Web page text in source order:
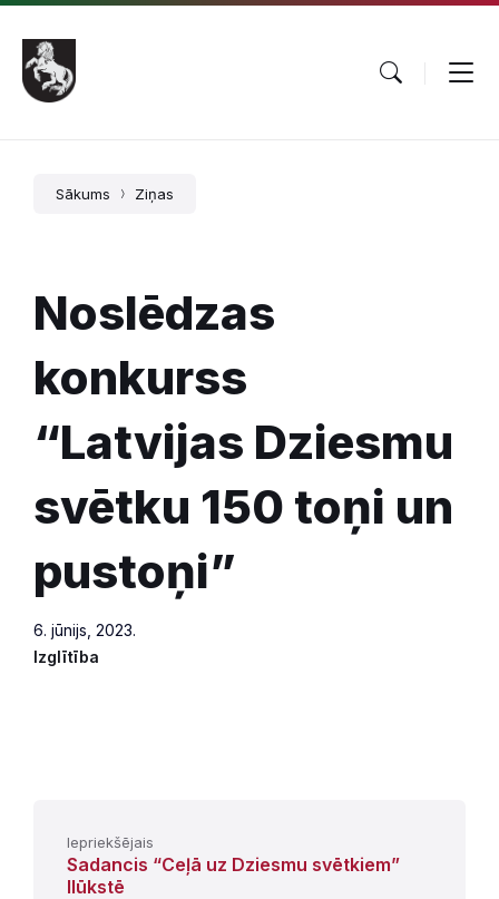
Pāriet
saturu
Skip
main
navigation
Skip
footer
Sākums Ziņas
Noslēdzas
konkurss
“Latvijas Dziesmu
svētku 150 toņi un
pustoņi”
6. jūnijs, 2023.
Izglītība
Iepriekšējais
Sadancis “Ceļā uz Dziesmu svētkiem”
Ilūkstē